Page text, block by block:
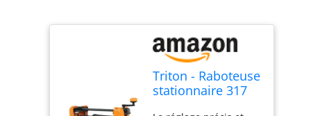
Triton - Raboteuse
stationnaire 317